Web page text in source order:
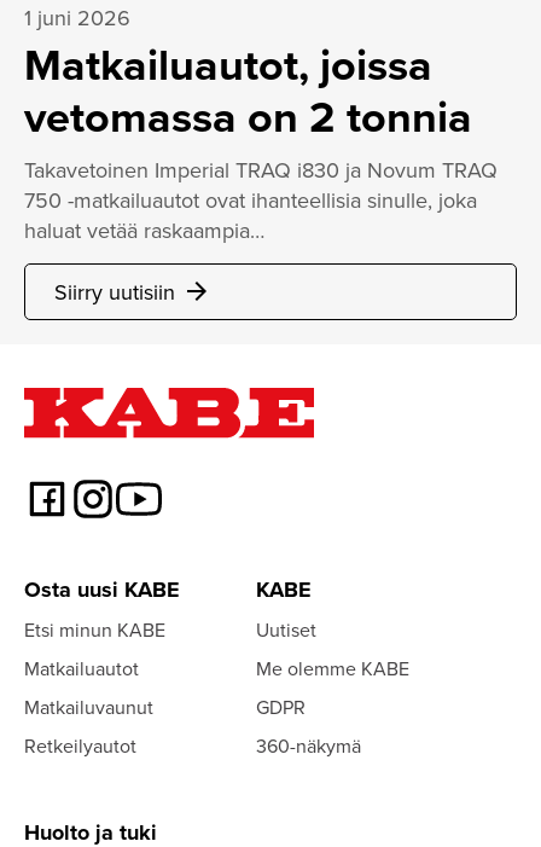
1 juni 2026
Matkailuautot, joissa
vetomassa on 2 tonnia
Takavetoinen Imperial TRAQ i830 ja Novum TRAQ
750 -matkailuautot ovat ihanteellisia sinulle, joka
haluat vetää raskaampia…
Siirry uutisiin arrow_forward
Osta uusi KABE
Etsi minun KABE
Matkailuautot
Matkailuvaunut
Retkeilyautot
KABE
Uutiset
Me olemme KABE
GDPR
360-näkymä
Huolto ja tuki